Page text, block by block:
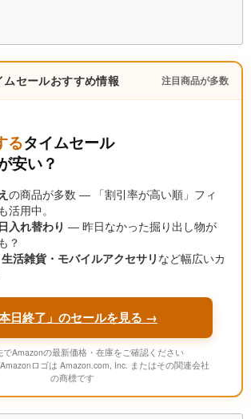
セールおすすめ情報 注目商品が多数
るタイムセール
安い？
の商品が多数 ― 「割引率が高い順」フィ
活用中。
入れ替わり ― 昨日なかった掘り出し物が
？
活雑貨・モバイルアクセサリ など幅広いカ
本日終了」のセールを見る →
でAmazonの最新価格・在庫をご確認ください
ロゴは Amazon.com, Inc. またはその関連会社
の商標です